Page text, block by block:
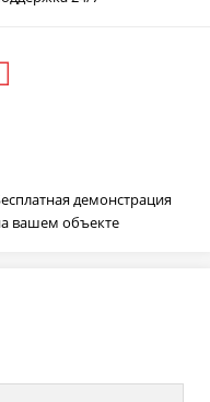
демонстрация
вашем объекте